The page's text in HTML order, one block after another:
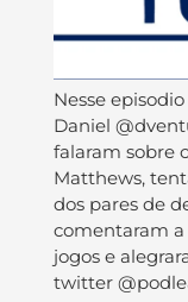
Nesse
Daniel
falaram sobre
Matthews,
dos pares de
comentaram
jogos e
twitter